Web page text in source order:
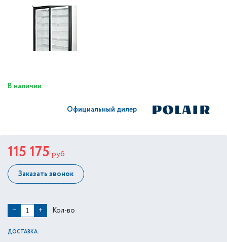
В наличии
Официальный дилер
115 175 руб
Заказать звонок
− + Кол-во
ДОСТАВКА: